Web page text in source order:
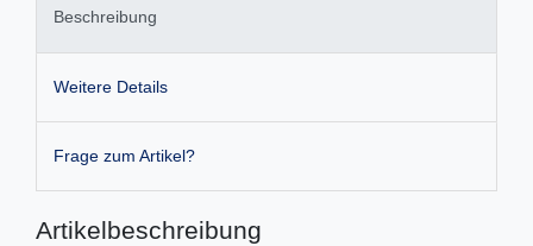
Beschreibung
Weitere Details
Frage zum Artikel?
Artikelbeschreibung